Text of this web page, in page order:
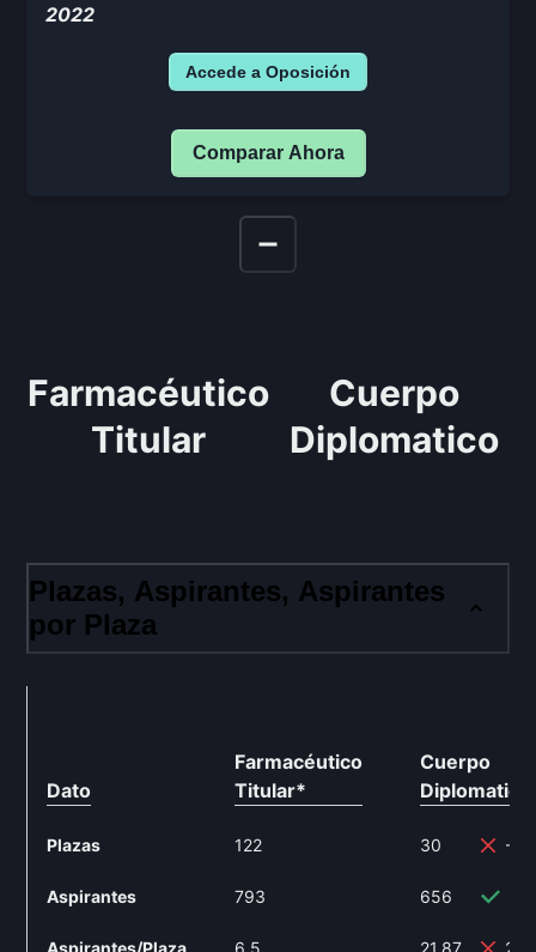
2022
Accede a Oposición
Comparar Ahora
Farmacéutico
Titular
Cuerpo
Diplomatico
Plazas, Aspirantes, Aspirantes
por Plaza
Dato
Farmacéutico
Titular*
Plazas 122
Aspirantes 793
Aspirantes/Plaza 6.5
Cuerpo
Diplomatico
30 -
656
21.87